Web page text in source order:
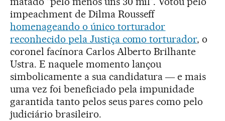
impeachment de Dilma Rousseff
homenageando o único torturador
reconhecido pela Justiça como torturador, o
coronel facínora Carlos Alberto Brilhante
Ustra. E naquele momento lançou
simbolicamente a sua candidatura ― e mais
uma vez foi beneficiado pela impunidade
garantida tanto pelos seus pares como pelo
judiciário brasileiro.